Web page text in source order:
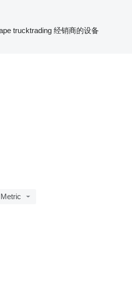
trucktrading 经销商的设备
Metric